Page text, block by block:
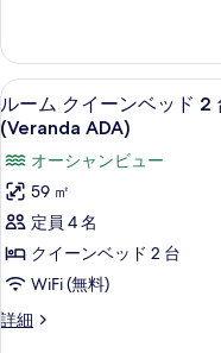
真
を
表
示
す
る
を
表
示
す
る
King)
の
す
べ
て
の
写
真
を
表
Queens
King)
の
詳
細
ル
コ
ニ
ー
オ
ー
シ
ャ
ン
フ
ッ
ド
(複
数
台)
バ
ル
コ
ニ
ー
ー
シ
ャ
ル
ー
ム
ク
イ
ー
ン
ベ
13
ルーム クイーンベッド 2
(Veranda ADA)
オーシャンビュー
59 ㎡
定員 4 名
クイーンベッド 2 台
WiFi (無料)
詳細
ル